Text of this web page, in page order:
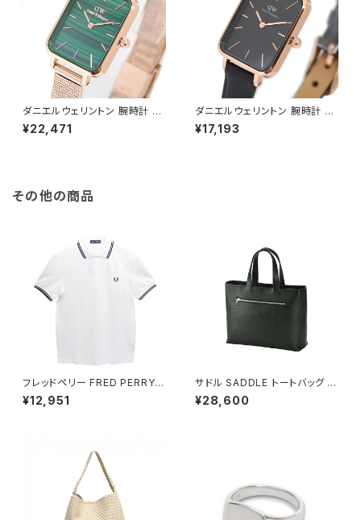
ダニエルウェリントン 腕時計 Q
UADRO PRESSED MELROS
E 20×26 DW00100437 クア
¥22,471
ダニエルウェリントン 腕時計 Q
UADRO PRESSED SHEFFIEL
D 20×26 ローズゴールド DW
¥17,193
その他の商品
フレッドペリー FRED PERRY T
he Fred Perry Shirt M3600
ポロシャツ M3600-200-WHI
¥12,951
サドル SADDLE トートバッグ ミ
ニトート 牛革 本革 日本製 姫路
産 自立 53447-1h メンズ レデ
¥28,600